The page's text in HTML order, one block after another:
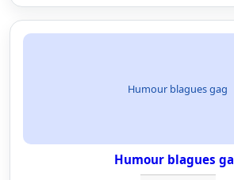
Humour blagues gag
Humour blagues